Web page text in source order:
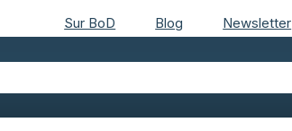
Sur BoD Blog Newsletter